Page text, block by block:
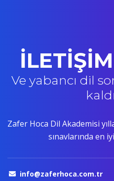
Ve yabancı dil
Zafer Hoca Dil Akademisi
sınavlarında en
info@zaferhoca.com.tr